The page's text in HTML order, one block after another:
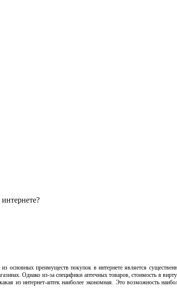
основных преимуществ покупок в интернете является
Однако из-за специфики аптечных товаров, стоимость в
из интернет-аптек наиболее экономная. Это возможность